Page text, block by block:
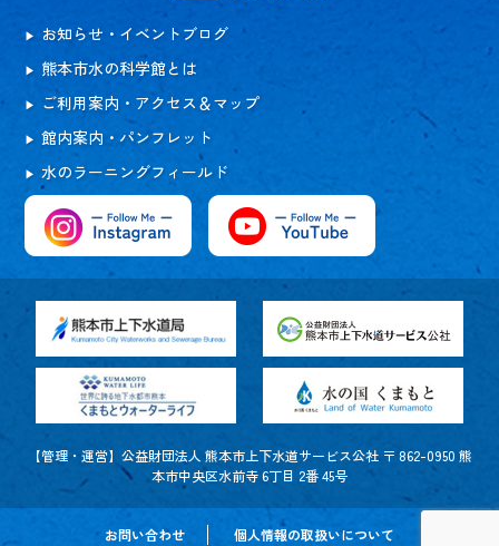
お知らせ・イベントブログ
熊本市水の科学館とは
ご利用案内・アクセス＆マップ
館内案内・パンフレット
水のラーニングフィールド
【管理・運営】公益財団法人 熊本市上下水道サービス公社 〒 862-0950 熊
本市中央区水前寺 6丁目 2番 45号
お問い合わせ 個人情報の取扱いについて